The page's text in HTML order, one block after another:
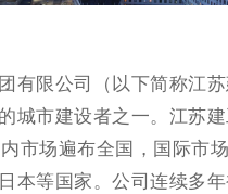
有限公司（以下简称江苏
城市建设者之一。江苏
市场遍布全国，国际市
本等国家。公司连续多